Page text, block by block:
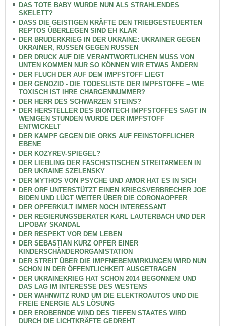
DAS TOTE BABY WURDE NUN ALS STRAHLENDES
SKELETT?
DASS DIE GEISTIGEN KRÄFTE DEN TRIEBGESTEUERTEN
REPTOS ÜBERLEGEN SIND EH KLAR
DER BRUDERKRIEG IN DER UKRAINE: UKRAINER GEGEN
UKRAINER, RUSSEN GEGEN RUSSEN
DER DRUCK AUF DIE VERANTWORTLICHEN MUSS VON
UNTEN KOMMEN NUR SO KÖNNEN WIR ETWAS ÄNDERN
DER FLUCH DER AUF DEM IMPFSTOFF LIEGT
DER GENOZID - DIE TODESLISTE DER IMPFSTOFFE – WIE
TOXISCH IST IHRE CHARGENNUMMER?
DER HERR DES SCHWARZEN STEINS?
DER HERSTELLER DES BIONTECH IMPFSTOFFES SAGT IN
WENIGEN STUNDEN WURDE DER IMPFSTOFF
ENTWICKELT
DER KAMPF GEGEN DIE ORKS AUF FEINSTOFFLICHER
EBENE
DER KOZYREV-SPIEGEL?
DER LIEBLING DER FASCHISTISCHEN STREITARMEEN IN
DER UKRAINE SZELENSKY
DER MYTHOS VON PSYCHE UND AMOR HAT ES IN SICH
DER ORF UNTERSTÜTZT EINEN KRIEGSVERBRECHER JOE
BIDEN UND LÜGT WEITER ÜBER DIE CORONAOPFER
DER OPFERKULT IMMER NOCH INTERESSANT
DER REGIERUNGSBERATER KARL LAUTERBACH UND DER
LIPOBAY SKANDAL
DER RESPEKT VOR DEM LEBEN
DER SEBASTIAN KURZ OPFER EINER
KINDERSCHÄNDERORGANISTATION
DER STREIT ÜBER DIE IMPFNEBENWIRKUNGEN WIRD NUN
SCHON IN DER ÖFFENTLICHKEIT AUSGETRAGEN
DER UKRAINEKRIEG HAT SCHON 2014 BEGONNEN! UND
DAS LAG IM INTERESSE DES WESTENS
DER WAHNWITZ RUND UM DIE ELEKTROAUTOS UND DIE
FREIE ENERGIE ALS LÖSUNG
DER EROBERNDE WIND DES TIEFEN STAATES WIRD
DURCH DIE LICHTKRÄFTE GEDREHT